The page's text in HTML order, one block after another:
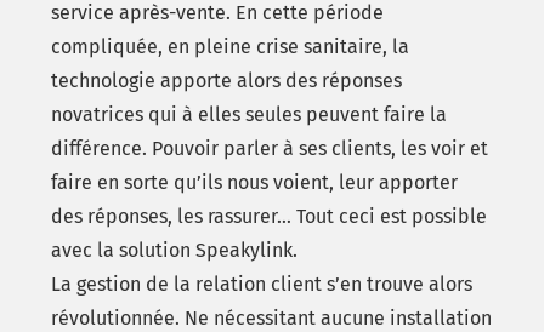
service après-vente. En cette période
compliquée, en pleine crise sanitaire, la
technologie apporte alors des réponses
novatrices qui à elles seules peuvent faire la
différence. Pouvoir parler à ses clients, les voir et
faire en sorte qu’ils nous voient, leur apporter
des réponses, les rassurer… Tout ceci est possible
avec la solution Speakylink.
La gestion de la relation client s’en trouve alors
révolutionnée. Ne nécessitant aucune installation